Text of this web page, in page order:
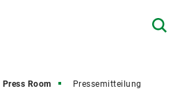
Press Room Pressemitteilung